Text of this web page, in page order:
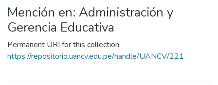
Mención en: Administración y
Gerencia Educativa
Permanent URI for this collection
https://repositorio.uancv.edu.pe/handle/UANCV/221